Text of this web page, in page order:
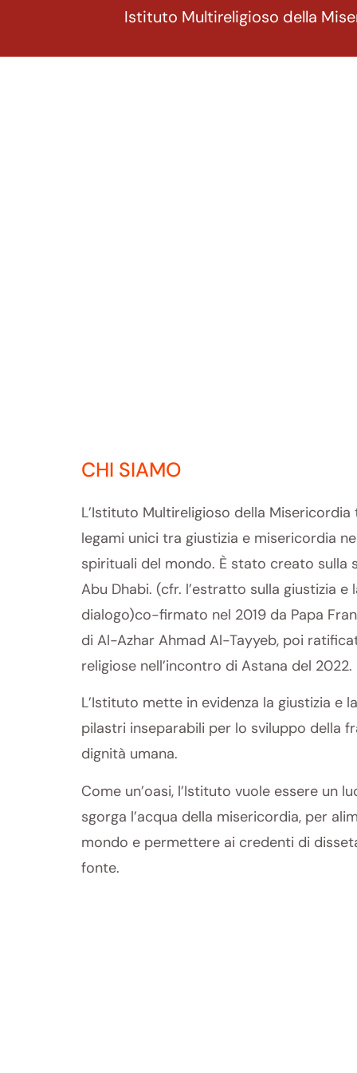
Istituto Multireligioso della
CHI SIAMO
L’Istituto Multireligioso della
legami unici tra giustizia e misericordia
spirituali del mondo. È stato creato sulla
Abu Dhabi. (cfr. l’estratto sulla giustizia e
dialogo)co-firmato nel 2019 da Papa
di Al-Azhar Ahmad Al-Tayyeb, poi
religiose nell’incontro di Astana del 2022.
L’Istituto mette in evidenza la giustizia e
pilastri inseparabili per lo sviluppo della
dignità umana.
Come un’oasi, l’Istituto vuole essere un
sgorga l’acqua della misericordia, per
mondo e permettere ai credenti di
fonte.